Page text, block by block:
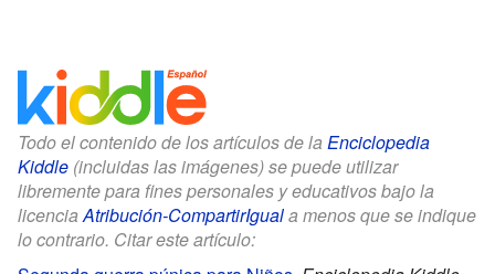
Todo el contenido de los artículos de la Enciclopedia
Kiddle (incluidas las imágenes) se puede utilizar
libremente para fines personales y educativos bajo la
licenciaAtribución-CompartirIguala menos que se indique
lo contrario. Citar este artículo: